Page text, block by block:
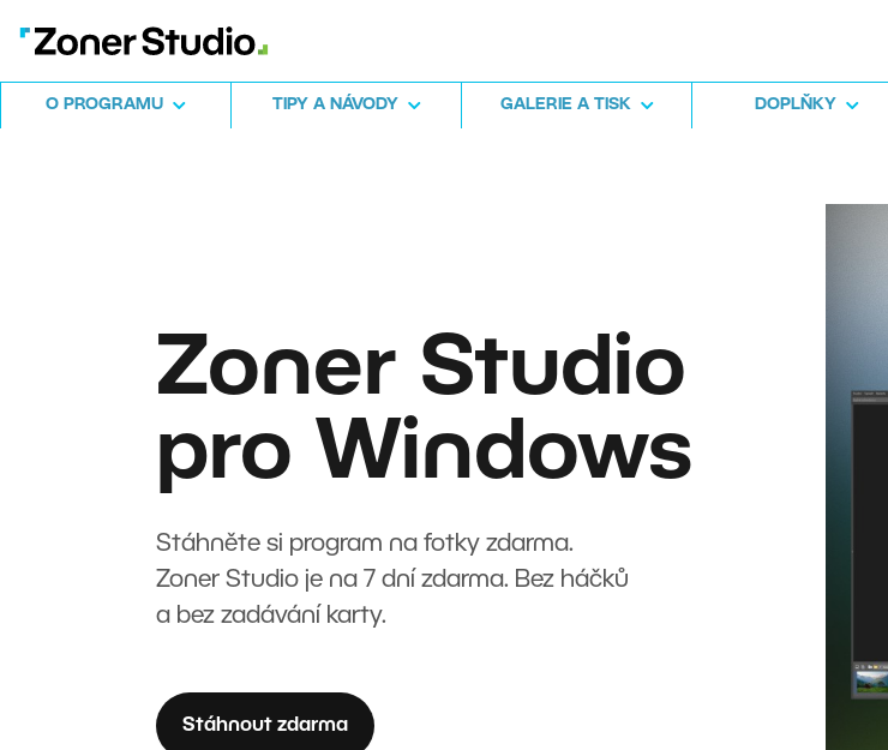
O PROGRAMU TIPY A NÁVODY GALERIE A TISK DOPLŇKY
Zoner Studio
pro Windows
Stáhněte si program na fotky zdarma.
Zoner Studio je na 7 dní zdarma. Bez háčků
a bez zadávání karty.
Stáhnout zdarma